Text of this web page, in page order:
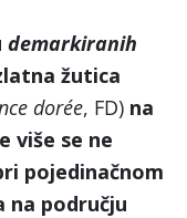
demarkiranih
žutica
dorée, FD) na
više se ne
pojedinačnom
na području